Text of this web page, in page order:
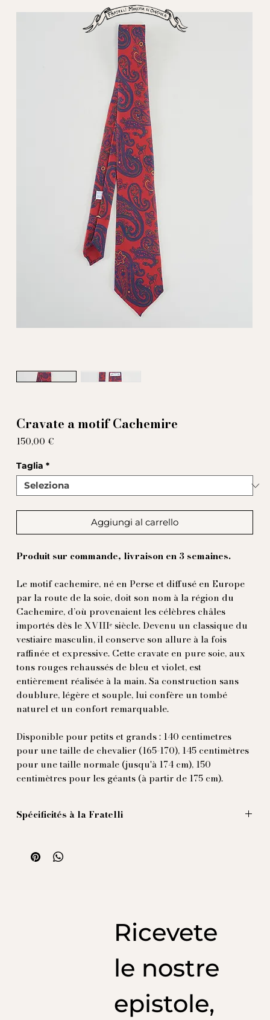
Cravate a motif Cachemire
150,00 €
Taglia *
Aggiungi al carrello
Produit sur commande, livraison en 3 semaines.
Le motif cachemire, né en Perse et diffusé en Europe
par la route de la soie, doit son nom à la région du
Cachemire, d’où provenaient les célèbres châles
importés dès le XVIIIᵉ siècle. Devenu un classique du
vestiaire masculin, il conserve son allure à la fois
raffinée et expressive. Cette cravate en pure soie, aux
tons rouges rehaussés de bleu et violet, est
entièrement réalisée à la main. Sa construction sans
doublure, légère et souple, lui confère un tombé
naturel et un confort remarquable.
Disponible pour petits et grands : 140 centimetres
pour une taille de chevalier (165-170), 145 centimètres
pour une taille normale (jusqu'à 174 cm), 150
centimètres pour les géants (à partir de 175 cm).
Spécificités à la Fratelli
le fabriquer artisanalement en Italie, sans doublure,
avec des bords roulés à la main et une âme très légère,
Ricevete
le nostre
epistole,